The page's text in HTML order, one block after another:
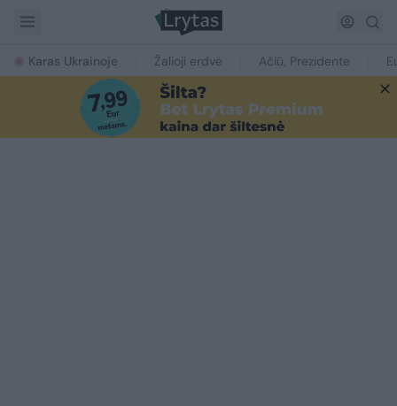
Karas Ukrainoje Žalioji erdvė Ačiū, Prezidente